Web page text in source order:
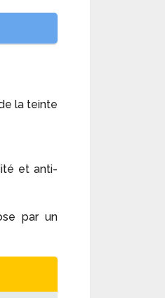
la teinte
et anti-
par un